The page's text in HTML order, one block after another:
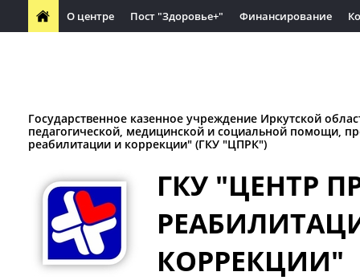
О центре Пост "Здоровье+" Финансирование
Государственное казенное учреждение Иркутской
педагогической, медицинской и социальной помощи,
реабилитации и коррекции" (ГКУ "ЦПРК")
ГКУ "ЦЕНТР
КОРРЕКЦИИ"